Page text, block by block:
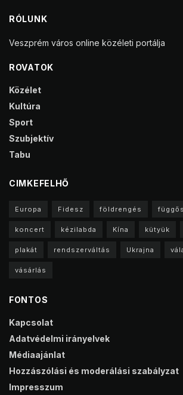
RÓLUNK
Veszprém város online közéleti portálja
ROVATOK
Közélet
Kultúra
Sport
Szubjektív
Tabu
CIMKEFELHŐ
Europa Fidesz földrengés
koncert kézilabda Kína kütyük
plakát rendszerváltás Ukrajna
vásárlás
FONTOS
Kapcsolat
Adatvédelmi irányelvek
Médiaajánlat
Hozzászólási és moderálási szabályzat
Impresszum